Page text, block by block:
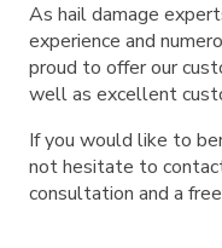
As hail damage
experience and
proud to offer our
well as excellent
If you would like to
not hesitate to
consultation and a